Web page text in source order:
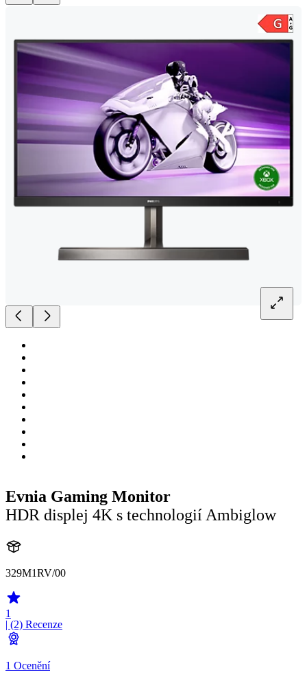
Evnia Gaming Monitor
HDR displej 4K s technologií Ambiglow
329M1RV/00
1
| (2) Recenze
1 Ocenění